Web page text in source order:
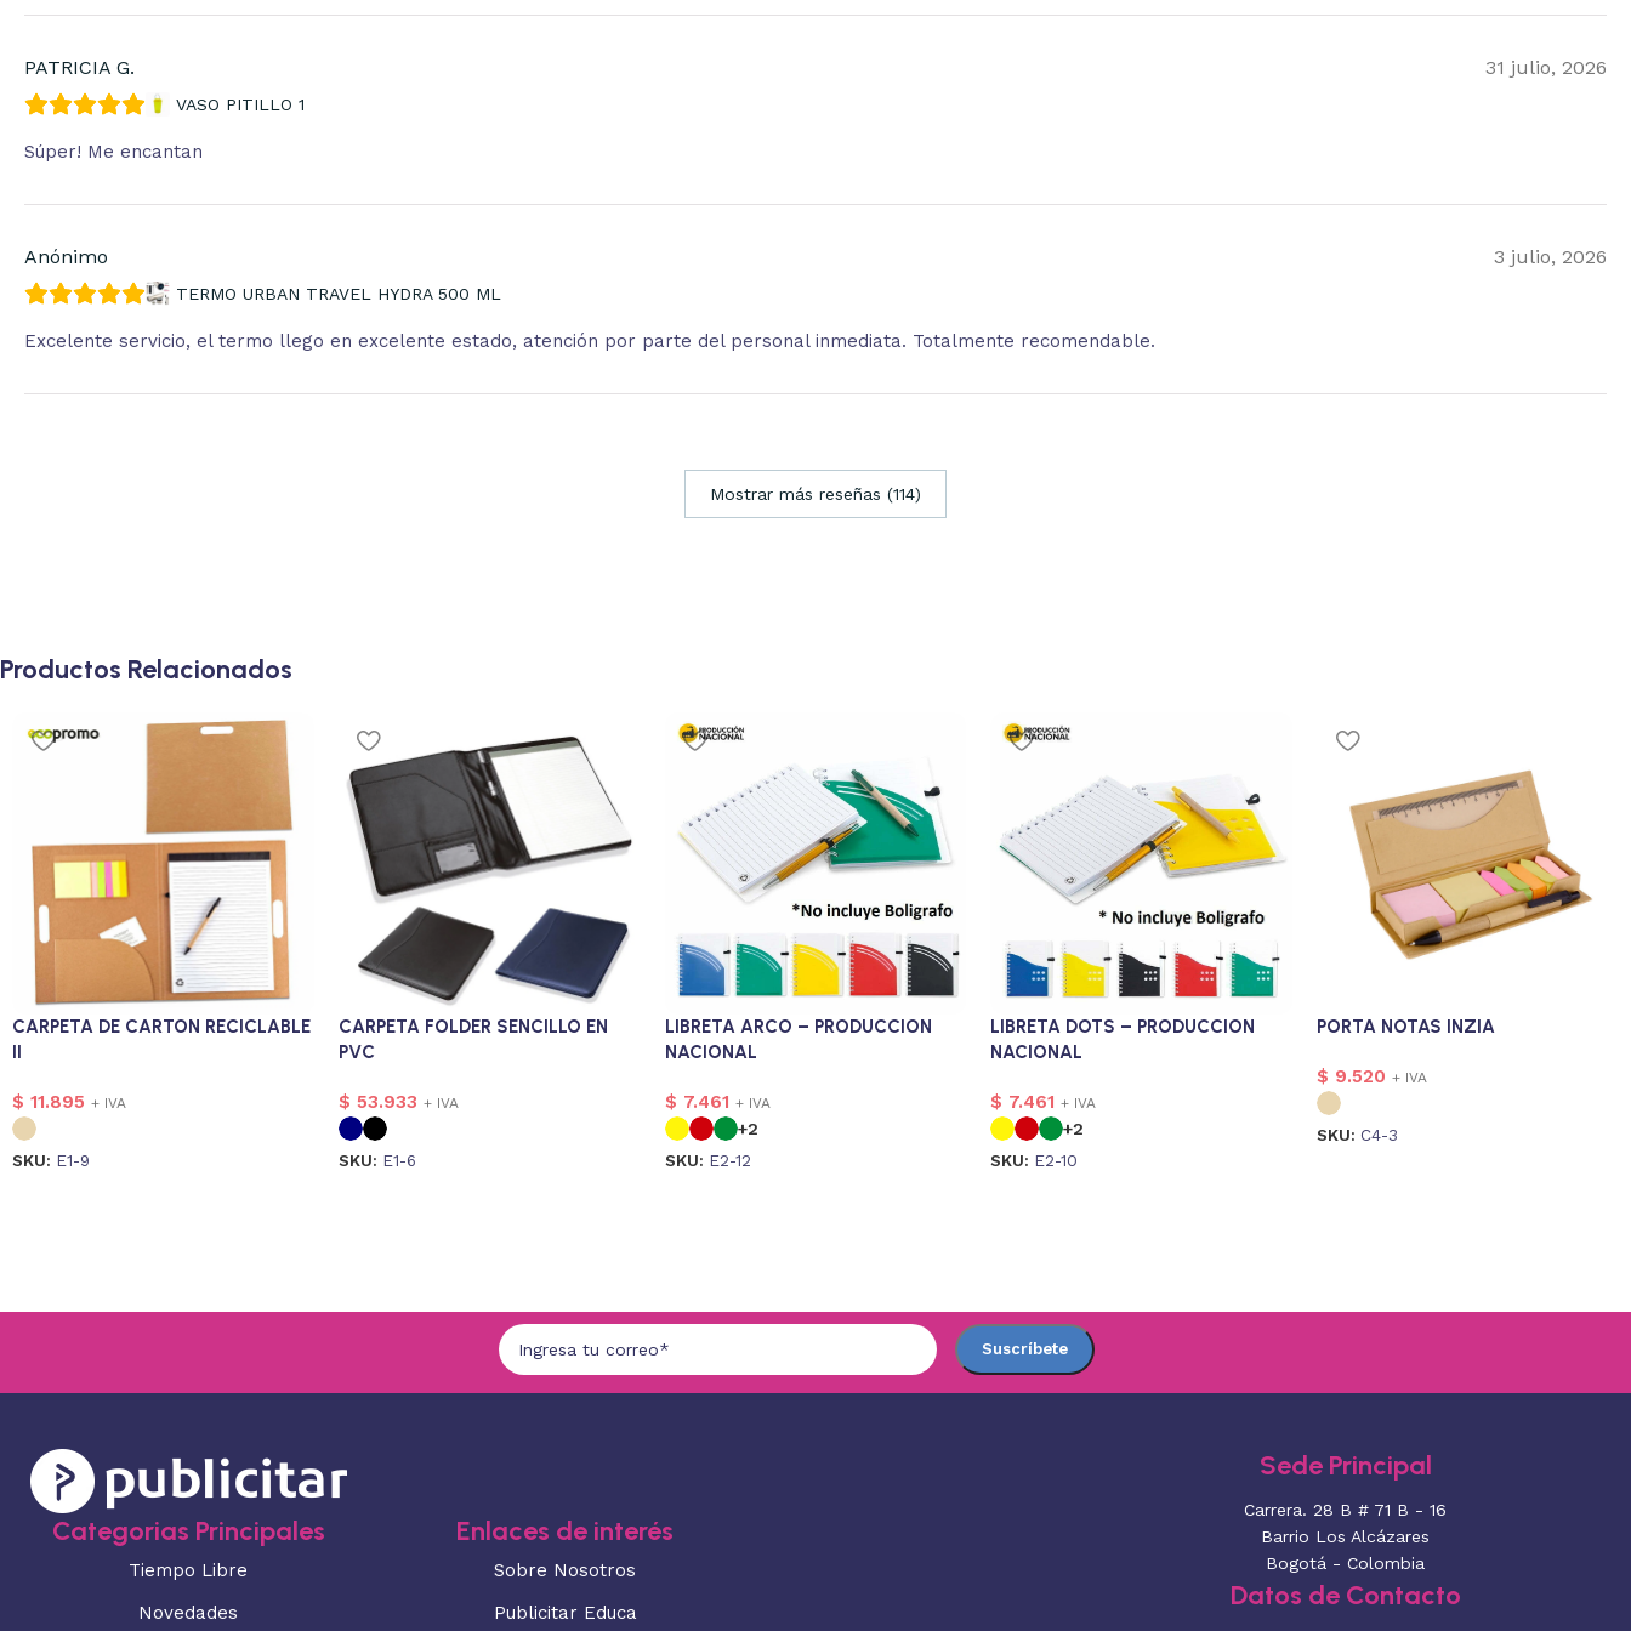
PATRICIA G. 31 julio, 2026
VASO PITILLO 1
Súper! Me encantan
Anónimo 3 julio, 2026
TERMO URBAN TRAVEL HYDRA 500 ML
Excelente servicio, el termo llego en excelente estado, atención por parte del personal inmediata. Totalmente recomendable.
Mostrar más reseñas (114)
Productos Relacionados
CARPETA DE CARTON RECICLABLE
II
$ 11.895 + IVA
SKU: E1-9
CARPETA FOLDER SENCILLO EN
PVC
$ 53.933 + IVA
SKU: E1-6
LIBRETA ARCO – PRODUCCION
NACIONAL
$ 7.461 + IVA
+2
SKU: E2-12
LIBRETA DOTS – PRODUCCION
NACIONAL
$ 7.461 + IVA
+2
SKU: E2-10
PORTA NOTAS INZIA
$ 9.520 + IVA
SKU: C4-3
Categorias Principales
Tiempo Libre
Novedades
Enlaces de interés
Sobre Nosotros
Publicitar Educa
Sede Principal
Carrera. 28 B # 71 B - 16
Barrio Los Alcázares
Bogotá - Colombia
Datos de Contacto